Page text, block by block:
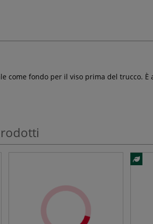
come fondo per il viso prima del trucco.